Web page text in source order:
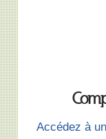
Accédez à